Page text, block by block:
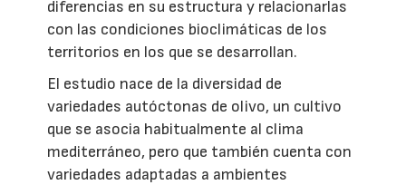
diferencias en su estructura y relacionarlas
con las condiciones bioclimáticas de los
territorios en los que se desarrollan.
El estudio nace de la diversidad de
variedades autóctonas de olivo, un cultivo
que se asocia habitualmente al clima
mediterráneo, pero que también cuenta con
variedades adaptadas a ambientes